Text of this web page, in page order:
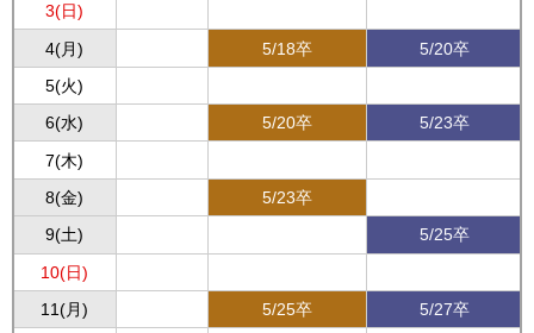
3(日)
4(月)
5/18卒
5/20卒
5(火)
6(水)
5/20卒
5/23卒
7(木)
8(金)
5/23卒
9(土)
5/25卒
10(日)
11(月)
5/25卒
5/27卒